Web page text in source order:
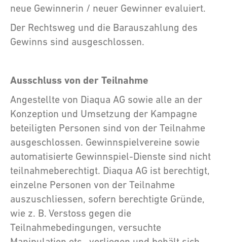
neue Gewinnerin / neuer Gewinner evaluiert.
Der Rechtsweg und die Barauszahlung des
Gewinns sind ausgeschlossen.
Ausschluss von der Teilnahme
Angestellte von Diaqua AG sowie alle an der
Konzeption und Umsetzung der Kampagne
beteiligten Personen sind von der Teilnahme
ausgeschlossen. Gewinnspielvereine sowie
automatisierte Gewinnspiel-Dienste sind nicht
teilnahmeberechtigt. Diaqua AG ist berechtigt,
einzelne Personen von der Teilnahme
auszuschliessen, sofern berechtigte Gründe,
wie z. B. Verstoss gegen die
Teilnahmebedingungen, versuchte